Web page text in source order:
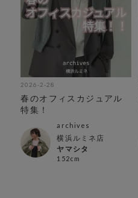
2026-2-28
春のオフィスカジュアル
特集！
archives
横浜ルミネ店
ヤマシタ
152cm